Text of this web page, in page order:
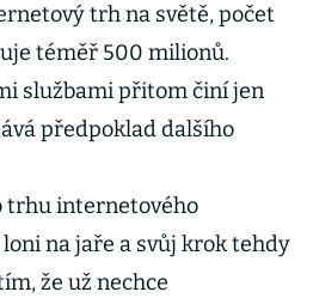
trh na světě, počet
téměř 500 milionů.
službami přitom činí jen
předpoklad dalšího
trhu internetového
na jaře a svůj krok tehdy
že už nechce